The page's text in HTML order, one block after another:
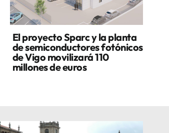
El proyecto Sparc y la planta
de semiconductores fotónicos
de Vigo movilizará 110
millones de euros